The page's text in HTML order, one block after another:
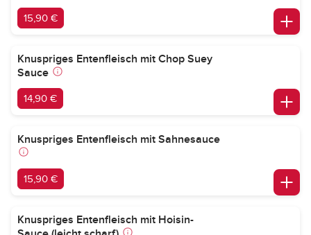
15,90 €
Knuspriges Entenfleisch mit Chop Suey
Sauce
14,90 €
Knuspriges Entenfleisch mit Sahnesauce
15,90 €
Knuspriges Entenfleisch mit Hoisin-